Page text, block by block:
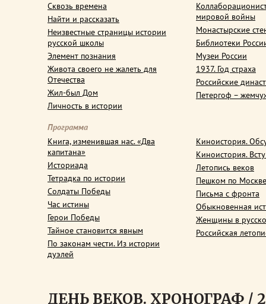
Сквозь времена
Найти и рассказать
Неизвестные страницы истории
русской школы
Элемент познания
Живота своего не жалеть для
Отечества
Жил-был Дом
Личность в истории
мировой войны
Монастырские
Библиотеки
Музеи России
1937. Год страха
Российские
Петергоф –
Программа
Книга, изменившая нас. «Два
капитана»
Историада
Тетрадка по истории
Солдаты Победы
Час истины
Герои Победы
Тайное становится явным
По законам чести. Из истории
дуэлей
Киноистория.
Киноистория.
Летопись веков
Пешком по Москве
Письма с фронта
Обыкновенная
Женщины в
Российская
ДЕНЬ ВЕКОВ. ХРОНОГРАФ /